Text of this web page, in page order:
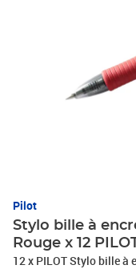
Pilot
Stylo bille à
Rouge x 12
12 x PILOT Stylo bille à